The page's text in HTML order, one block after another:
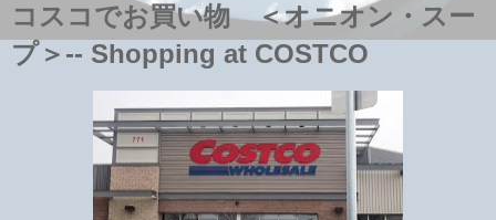
コスコでお買い物 ＜オニオン・スー
プ＞-- Shopping at COSTCO